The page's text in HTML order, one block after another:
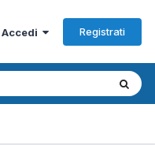
Registrati